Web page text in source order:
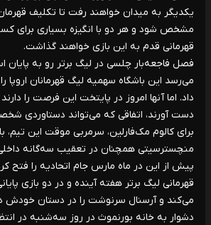
یکدیگر به میدان خواهند رفت تا تکلیف
مشخص شود و هر دو با انگیزه بسیاری برای
قهرمانی قدم به این بازی خواهند گذاشت.
فصل فاجعه‌بار چلسی در لیگ برتر رو به پایان
می‌رسد این باشگاه سهمیه لیگ قهرمانان اروپا
داد. اما آنها امروز در پایتخت این فرصت را
دست آورند، اتفاقی که می‌تواند دستاوردی
برای کالوم مک‌فارلین، سرمربی موقت این تیم،
منچسترسیتی همچنان در تعقیب سه‌گانه
پیش‌ از این در ماه مارس جام اتحادیه را فتح
قهرمانی لیگ برتر هفته آینده و در دو بازی
می‌کند و آرسنال سرنوشت را در دستان خودش
دشوار به خانه بورنموث در روز سه‌شنبه در